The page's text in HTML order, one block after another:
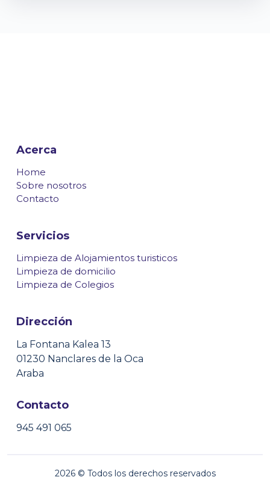
Acerca
Home
Sobre nosotros
Contacto
Servicios
Limpieza de Alojamientos turisticos
Limpieza de domicilio
Limpieza de Colegios
Dirección
La Fontana Kalea 13
01230 Nanclares de la Oca
Araba
Contacto
945 491 065
2026© Todos los derechos reservados